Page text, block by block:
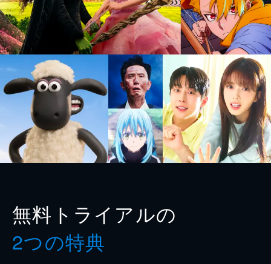
無料トライアルの
2つの特典